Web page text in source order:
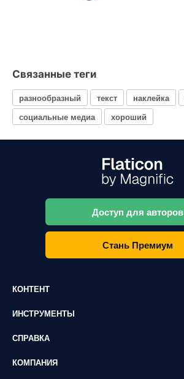
Связанные теги
разнообразный текст наклейка
социальные медиа
хороший
Доступ для авторов
Стань Премиум
КОНТЕНТ
ИНСТРУМЕНТЫ
СПРАВКА
КОМПАНИЯ